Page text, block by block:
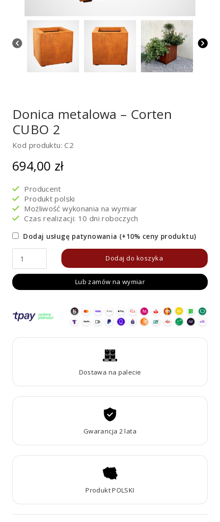
Donica metalowa – Corten
CUBO 2
Kod produktu: C2
694,00 zł
Producent
Produkt polski
Możliwość wykonania na wymiar
Czas realizacji: 10 dni roboczych
Dodaj usługę patynowania (+10% ceny produktu)
ilość
Donica
metalowa
Corten
CUBO
Dodaj do koszyka
Lub zamów na wymiar
Dostawa na palecie
Gwarancja 2 lata
Produkt POLSKI